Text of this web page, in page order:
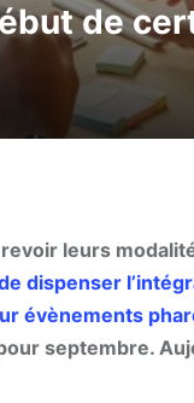
de
leurs
dispenser
évènements
septembre.